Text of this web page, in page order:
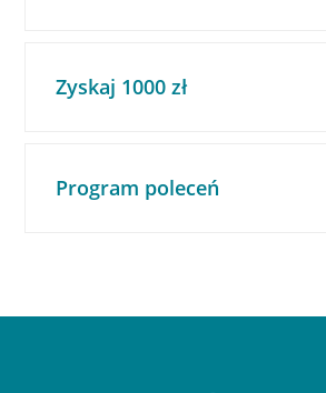
Zyskaj 1000 zł
Program poleceń